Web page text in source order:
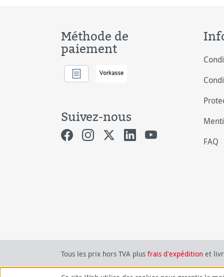
Méthode de
paiement
Suivez-nous
FAQ
Tous les prix hors TVA plus frais d'expédition et